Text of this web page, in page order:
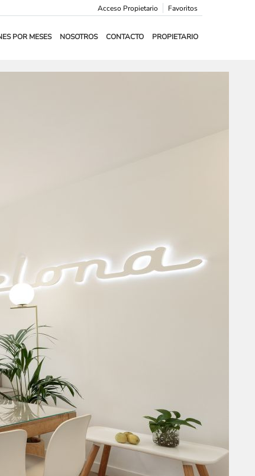
Favoritos
Acceso Propietario
POR MESES NOSOTROS CONTACTO PROPIETARIO